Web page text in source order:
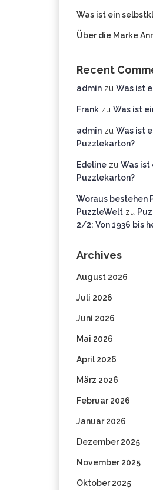
Was ist ein
Über die Marke
Recent
admin zu Was ist
Frank zu Was ist
admin zu Was ist
Puzzlekarton?
Edeline zu Was ist
Puzzlekarton?
Woraus bestehen
PuzzleWelt zu
2/2: Von 1936 bis
Archives
August 2026
Juli 2026
Juni 2026
Mai 2026
April 2026
März 2026
Februar 2026
Januar 2026
Dezember 2025
November 2025
Oktober 2025